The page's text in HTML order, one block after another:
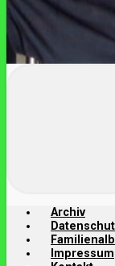
Archiv
Impressum